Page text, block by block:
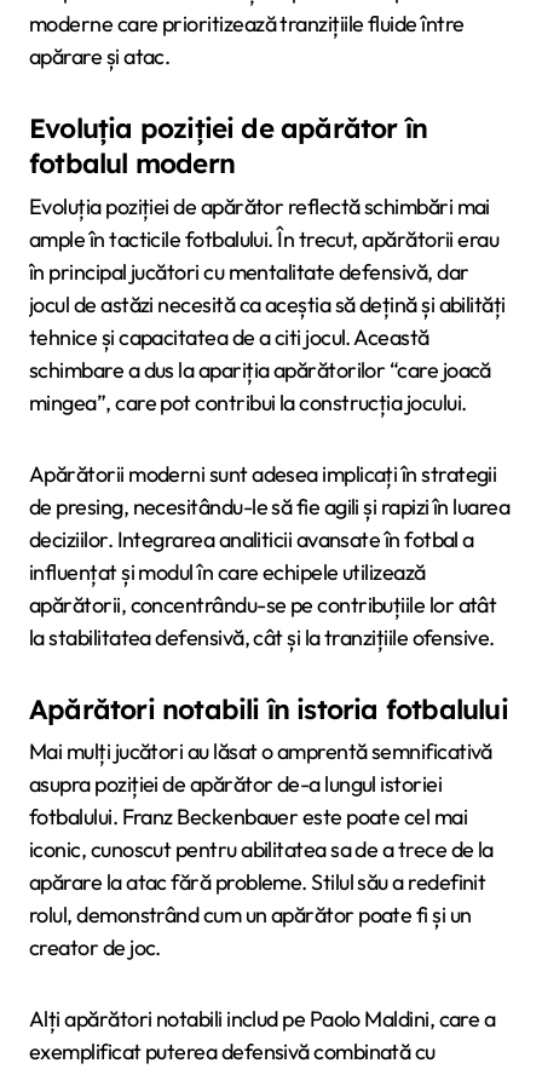
moderne care prioritizează tranzițiile fluide între
apărare și atac.
Evoluția poziției de apărător în
fotbalul modern
Evoluția poziției de apărător reflectă schimbări mai
ample în tacticile fotbalului. În trecut, apărătorii erau
în principal jucători cu mentalitate defensivă, dar
jocul de astăzi necesită ca aceștia să dețină și abilități
tehnice și capacitatea de a citi jocul. Această
schimbare a dus la apariția apărătorilor “care joacă
mingea”, care pot contribui la construcția jocului.
Apărătorii moderni sunt adesea implicați în strategii
de presing, necesitându-le să fie agili și rapizi în luarea
deciziilor. Integrarea analiticii avansate în fotbal a
influențat și modul în care echipele utilizează
apărătorii, concentrându-se pe contribuțiile lor atât
la stabilitatea defensivă, cât și la tranzițiile ofensive.
Apărători notabili în istoria fotbalului
Mai mulți jucători au lăsat o amprentă semnificativă
asupra poziției de apărător de-a lungul istoriei
fotbalului. Franz Beckenbauer este poate cel mai
iconic, cunoscut pentru abilitatea sa de a trece de la
apărare la atac fără probleme. Stilul său a redefinit
rolul, demonstrând cum un apărător poate fi și un
creator de joc.
Alți apărători notabili includ pe Paolo Maldini, care a
exemplificat puterea defensivă combinată cu